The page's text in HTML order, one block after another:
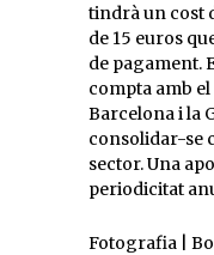
tindrà un cost
de 15 euros
de pagament.
compta amb
Barcelona i la
consolidar-se
sector. Una
periodicitat
Fotografia |